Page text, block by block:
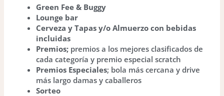
Green Fee & Buggy
Lounge bar
Cerveza y Tapas y/o Almuerzo con bebidas
incluidas
Premios; premios a los mejores clasificados de
cada categoría y premio especial scratch
Premios Especiales; bola más cercana y drive
más largo damas y caballeros
Sorteo